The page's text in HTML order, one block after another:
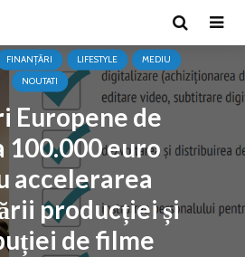
FINANȚĂRI LIFESTYLE
MEDIU
NOUTATI
Europene de
100.000 euro
accelerarea
producției și
de filme